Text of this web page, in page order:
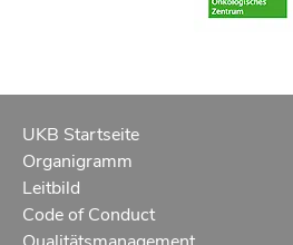
UKB Startseite
Organigramm
Leitbild
Code of Conduct